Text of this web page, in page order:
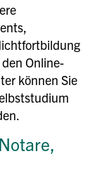
Online-
können Sie